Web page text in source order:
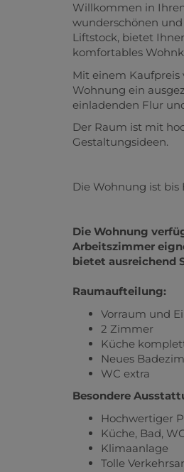
Willkommen in
wunderschönen
Liftstock, bietet
komfortables
Mit einem Kaufpreis
Wohnung ein
einladenden Flur
Der Raum ist mit
Gestaltungsideen.
Die Wohnung ist bis
Die Wohnung
Arbeitszimmer
bietet ausreichend
Raumaufteilung:
Vorraum und
2 Zimmer
Küche
Neues
WC extra
Besondere
Hochwertiger
Küche, Bad,
Klimaanlage
Tolle